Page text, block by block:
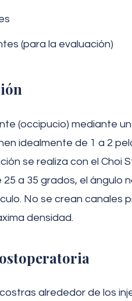
(para la evaluación)
(occipucio) mediante
idealmente de 1 a 2
se realiza con el Choi
a 35 grados, el ángulo
No se crean canales
densidad.
alrededor de los